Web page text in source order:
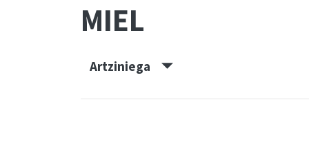
MIEL
Artziniega